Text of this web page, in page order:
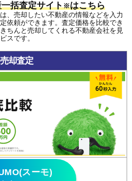
括査定サイト※はこちら
、売却したい不動産の情報などを入力
依頼ができます。査定価格を比較でき
ちんと売却してくれる不動産会社を見
スです。
却査定
スーモ)